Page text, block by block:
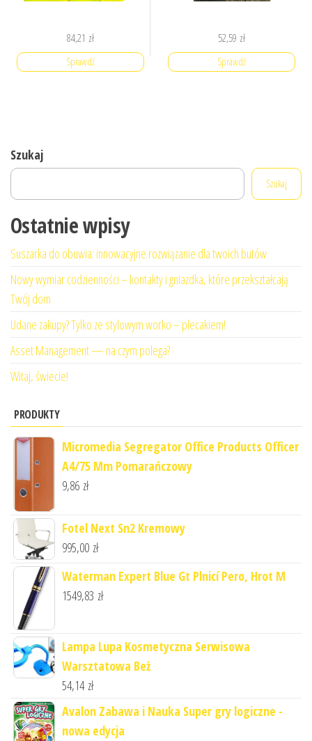
84,21 zł
Sprawdź
52,59 zł
Sprawdź
Szukaj
Szukaj
Ostatnie wpisy
Suszarka do obuwia: innowacyjne rozwiązanie dla twoich butów
Nowy wymiar codzienności – kontakty i gniazdka, które przekształcają
Twój dom
Udane zakupy? Tylko ze stylowym worko – plecakiem!
Asset Management — na czym polega?
Witaj, świecie!
PRODUKTY
Micromedia Segregator Office Products Officer
A4/75 Mm Pomarańczowy
9,86 zł
Fotel Next Sn2 Kremowy
995,00 zł
Waterman Expert Blue Gt Plnicí Pero, Hrot M
1549,83 zł
Lampa Lupa Kosmetyczna Serwisowa
Warsztatowa Beż
54,14 zł
Avalon Zabawa i Nauka Super gry logiczne -
nowa edycja